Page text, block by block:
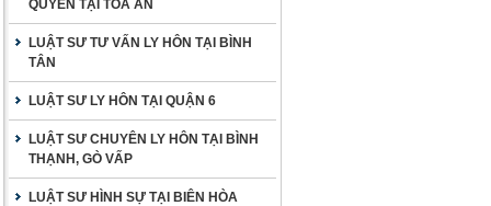
QUYỀN TẠI TÒA ÁN
LUẬT SƯ TƯ VẤN LY HÔN TẠI BÌNH
TÂN
LUẬT SƯ LY HÔN TẠI QUẬN 6
LUẬT SƯ CHUYÊN LY HÔN TẠI BÌNH
THẠNH, GÒ VẤP
LUẬT SƯ HÌNH SỰ TẠI BIÊN HÒA